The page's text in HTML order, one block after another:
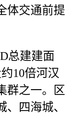
体交通前提
总建建面
10倍河汉
群之一。区
四海城、